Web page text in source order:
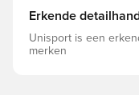
authenticiteit en trots. Strakke pasvorm Ronde hals 100%
Polyester(100%
Normale lengte
visgraatpatroon
Erkende
Unisport is een
merken